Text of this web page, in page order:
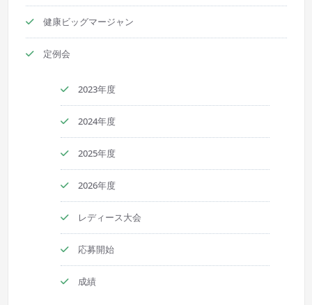
健康ビッグマージャン
定例会
2023年度
2024年度
2025年度
2026年度
レディース大会
応募開始
成績